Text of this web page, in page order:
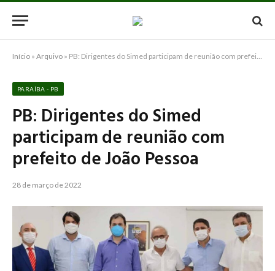
Início » Arquivo » PB: Dirigentes do Simed participam de reunião com prefeito de João Pessoa
PARAÍBA - PB
PB: Dirigentes do Simed
participam de reunião com
prefeito de João Pessoa
28 de março de 2022